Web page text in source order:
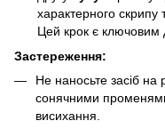
характерного скрипу
Цей крок є ключовим
Застереження:
Не наносьте засіб
сонячними
висихання.